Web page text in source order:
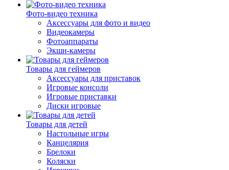
Фото-видео техника
Аксессуары для фото и видео
Видеокамеры
Фотоаппараты
Экшн-камеры
Товары для геймеров
Аксессуары для приставок
Игровые консоли
Игровые приставки
Диски игровые
Товары для детей
Настольные игры
Канцелярия
Брелоки
Коляски